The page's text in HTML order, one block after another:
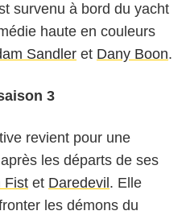
survenu à bord du yacht
haute en couleurs
Sandler et Dany Boon.
3
revient pour une
les départs de ses
Fist et Daredevil . Elle
les démons du